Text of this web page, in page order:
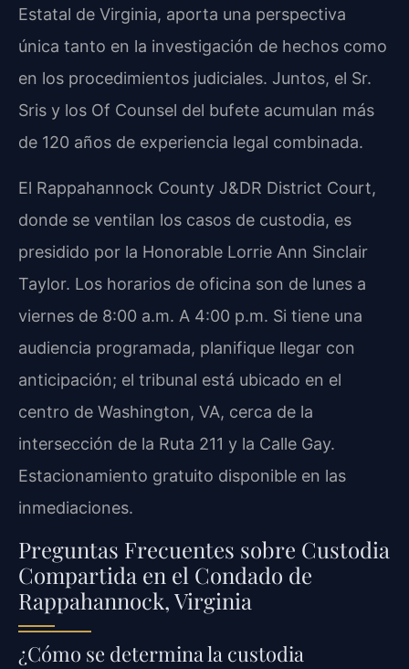
Estatal de Virginia, aporta una perspectiva
única tanto en la investigación de hechos como
en los procedimientos judiciales. Juntos, el Sr.
Sris y los Of Counsel del bufete acumulan más
de 120 años de experiencia legal combinada.
El Rappahannock County J&DR District Court,
donde se ventilan los casos de custodia, es
presidido por la Honorable Lorrie Ann Sinclair
Taylor. Los horarios de oficina son de lunes a
viernes de 8:00 a.m. A 4:00 p.m. Si tiene una
audiencia programada, planifique llegar con
anticipación; el tribunal está ubicado en el
centro de Washington, VA, cerca de la
intersección de la Ruta 211 y la Calle Gay.
Estacionamiento gratuito disponible en las
inmediaciones.
Preguntas Frecuentes sobre Custodia
Compartida en el Condado de
Rappahannock, Virginia
¿Cómo se determina la custodia